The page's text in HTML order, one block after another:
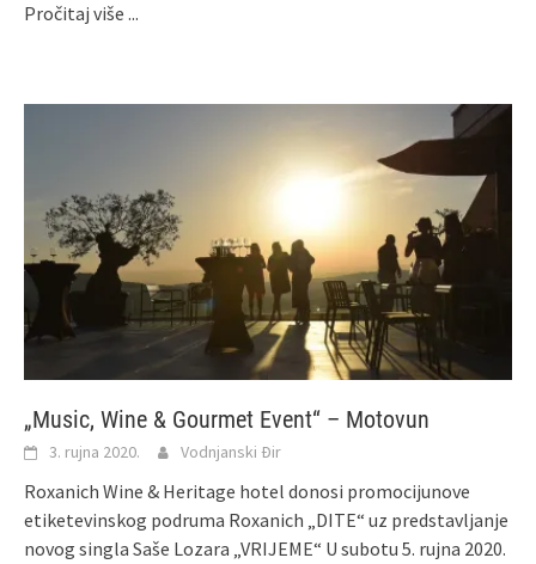
Pročitaj više ...
„Music, Wine & Gourmet Event“ – Motovun
3. rujna 2020. Vodnjanski Đir
Roxanich Wine & Heritage hotel donosi promocijunove
etiketevinskog podruma Roxanich „DITE“ uz predstavljanje
novog singla Saše Lozara „VRIJEME“ U subotu 5. rujna 2020.